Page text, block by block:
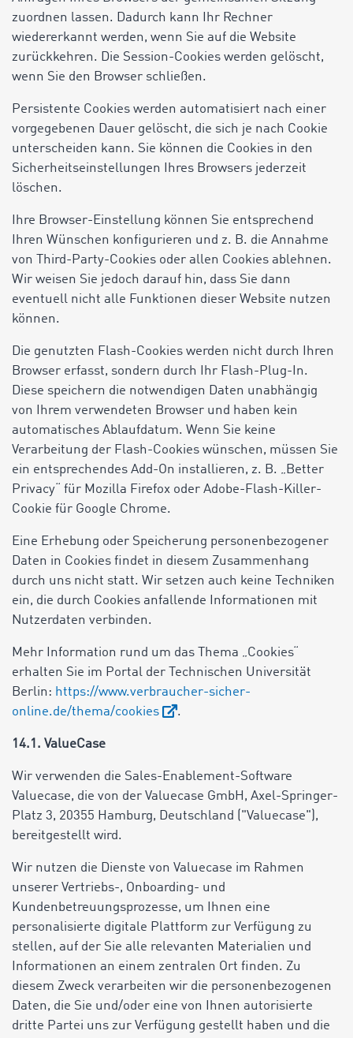
zuordnen lassen. Dadurch kann Ihr Rechner
wiedererkannt werden, wenn Sie auf die Website
zurückkehren. Die Session-Cookies werden gelöscht,
wenn Sie den Browser schließen.
Persistente Cookies werden automatisiert nach einer
vorgegebenen Dauer gelöscht, die sich je nach Cookie
unterscheiden kann. Sie können die Cookies in den
Sicherheitseinstellungen Ihres Browsers jederzeit
löschen.
Ihre Browser-Einstellung können Sie entsprechend
Ihren Wünschen konfigurieren und z. B. die Annahme
von Third-Party-Cookies oder allen Cookies ablehnen.
Wir weisen Sie jedoch darauf hin, dass Sie dann
eventuell nicht alle Funktionen dieser Website nutzen
können.
Die genutzten Flash-Cookies werden nicht durch Ihren
Browser erfasst, sondern durch Ihr Flash-Plug-In.
Diese speichern die notwendigen Daten unabhängig
von Ihrem verwendeten Browser und haben kein
automatisches Ablaufdatum. Wenn Sie keine
Verarbeitung der Flash-Cookies wünschen, müssen Sie
ein entsprechendes Add-On installieren, z. B. „Better
Privacy“ für Mozilla Firefox oder Adobe-Flash-Killer-
Cookie für Google Chrome.
Eine Erhebung oder Speicherung personenbezogener
Daten in Cookies findet in diesem Zusammenhang
durch uns nicht statt. Wir setzen auch keine Techniken
ein, die durch Cookies anfallende Informationen mit
Nutzerdaten verbinden.
Mehr Information rund um das Thema „Cookies“
erhalten Sie im Portal der Technischen Universität
Berlin: https://www.verbraucher-sicher-
online.de/thema/cookies
.
14.1. ValueCase
Wir verwenden die Sales-Enablement-Software
Valuecase, die von der Valuecase GmbH, Axel-Springer-
Platz 3, 20355 Hamburg, Deutschland ("Valuecase"),
bereitgestellt wird.
Wir nutzen die Dienste von Valuecase im Rahmen
unserer Vertriebs-, Onboarding- und
Kundenbetreuungsprozesse, um Ihnen eine
personalisierte digitale Plattform zur Verfügung zu
stellen, auf der Sie alle relevanten Materialien und
Informationen an einem zentralen Ort finden. Zu
diesem Zweck verarbeiten wir die personenbezogenen
Daten, die Sie und/oder eine von Ihnen autorisierte
dritte Partei uns zur Verfügung gestellt haben und die